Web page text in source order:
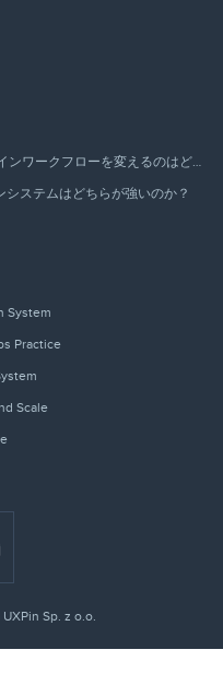
UXPin Forge vs Figma MCP：AI時代のデザインワークフローを変えるのはどちらか？
ステムはどちらが強いのか？
System
Practice
Scale
Sp. z o.o.